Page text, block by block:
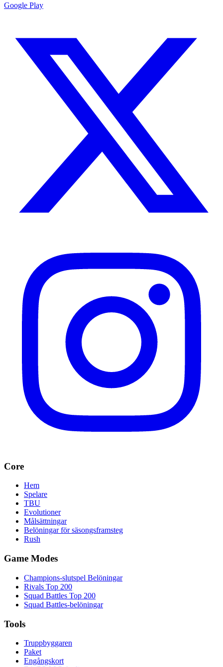
Google Play
Core
Hem
Spelare
TBU
Evolutioner
Målsättningar
Belöningar för säsongsframsteg
Rush
Game Modes
Champions-slutspel Belöningar
Rivals Top 200
Squad Battles Top 200
Squad Battles-belöningar
Tools
Truppbyggaren
Paket
Engångskort